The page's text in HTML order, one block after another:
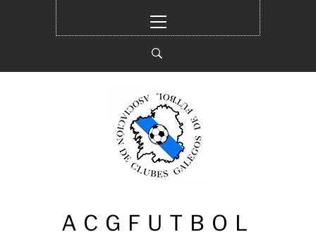
principal
ACGFUTBOL